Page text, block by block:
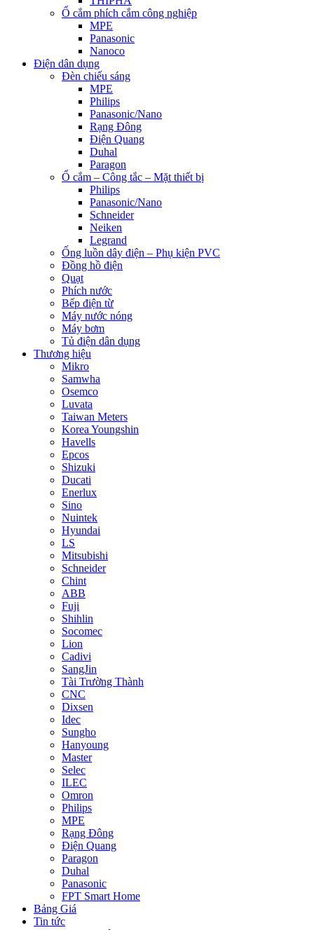
Ổ cắm phích cắm công nghiệp
MPE
Panasonic
Nanoco
Điện dân dụng
Đèn chiếu sáng
MPE
Philips
Panasonic/Nano
Rạng Đông
Điện Quang
Duhal
Paragon
Ổ cắm – Công tắc – Mặt thiết bị
Philips
Panasonic/Nano
Schneider
Neiken
Legrand
Ống luồn dây điện – Phụ kiện PVC
Đồng hồ điện
Quạt
Phích nước
Bếp điện từ
Máy nước nóng
Máy bơm
Tủ điện dân dụng
Thương hiệu
Mikro
Samwha
Osemco
Luvata
Taiwan Meters
Korea Youngshin
Havells
Epcos
Shizuki
Ducati
Enerlux
Sino
Nuintek
Hyundai
LS
Mitsubishi
Schneider
Chint
ABB
Fuji
Shihlin
Socomec
Lion
Cadivi
SangJin
Tài Trường Thành
CNC
Dixsen
Idec
Sungho
Hanyoung
Master
Selec
ILEC
Omron
Philips
MPE
Rạng Đông
Điện Quang
Paragon
Duhal
Panasonic
FPT Smart Home
Bảng Giá
Tin tức